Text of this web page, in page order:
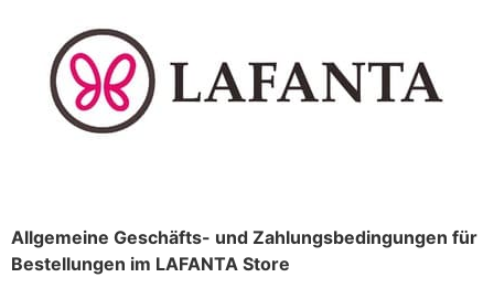
Allgemeine Geschäfts- und Zahlungsbedingungen für
Bestellungen im LAFANTA Store